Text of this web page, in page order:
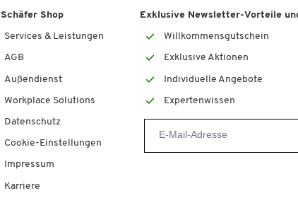
Schäfer Shop
Services & Leistungen
AGB
Außendienst
Workplace Solutions
Datenschutz
Cookie-Einstellungen
Impressum
Karriere
Exklusive Newsletter-Vorteile
Willkommensgutschein
Exklusive Aktionen
Individuelle Angebote
Expertenwissen